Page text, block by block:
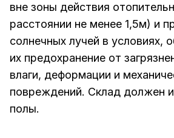
вне зоны действия
расстоянии не менее 1,5м) и
солнечных лучей в условиях,
их предохранение от
влаги, деформации и
повреждений. Склад должен
полы.